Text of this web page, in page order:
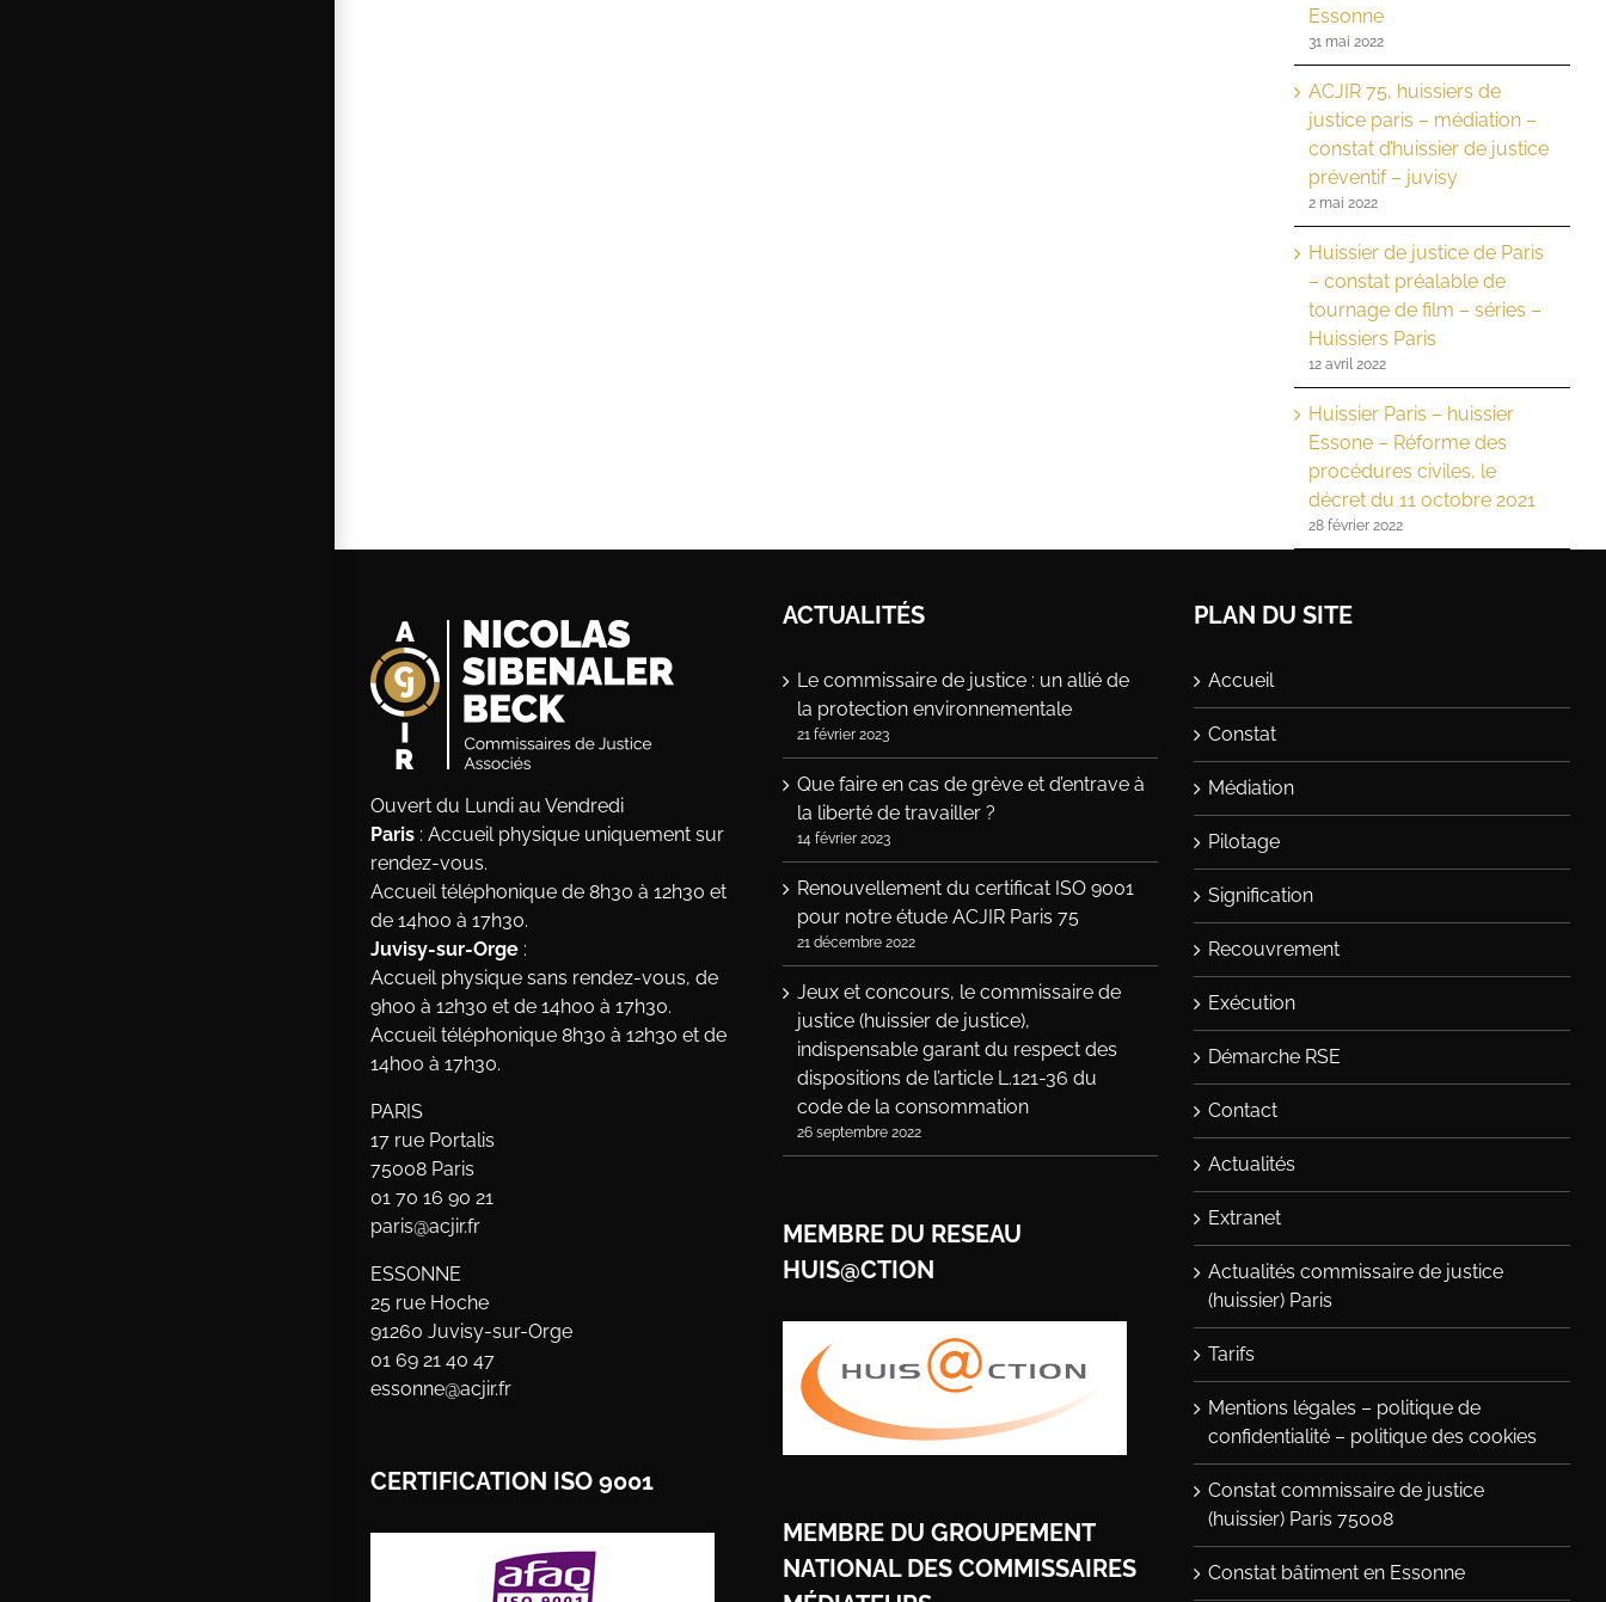
Essonne
31 mai 2022
ACJIR 75, huissiers de
justice paris – médiation –
constat d’huissier de justice
préventif – juvisy
2 mai 2022
Huissier de justice de Paris
– constat préalable de
tournage de film – séries –
Huissiers Paris
12 avril 2022
Huissier Paris – huissier
Essone – Réforme des
procédures civiles, le
décret du 11 octobre 2021
28 février 2022
Ouvert du Lundi au Vendredi
Paris : Accueil physique uniquement sur
rendez-vous.
Accueil téléphonique de 8h30 à 12h30 et
de 14h00 à 17h30.
Juvisy-sur-Orge :
Accueil physique sans rendez-vous, de
9h00 à 12h30 et de 14h00 à 17h30.
Accueil téléphonique 8h30 à 12h30 et de
14h00 à 17h30.
PARIS
17 rue Portalis
75008 Paris
01 70 16 90 21
paris@acjir.fr
ESSONNE
25 rue Hoche
91260 Juvisy-sur-Orge
01 69 21 40 47
essonne@acjir.fr
CERTIFICATION ISO 9001
ACTUALITÉS
Le commissaire de justice : un allié de
la protection environnementale
21 février 2023
Que faire en cas de grève et d’entrave à
la liberté de travailler ?
14 février 2023
Renouvellement du certificat ISO 9001
pour notre étude ACJIR Paris 75
21 décembre 2022
Jeux et concours, le commissaire de
justice (huissier de justice),
indispensable garant du respect des
dispositions de l’article L.121-36 du
code de la consommation
26 septembre 2022
MEMBRE DU RESEAU
HUIS@CTION
MEMBRE DU GROUPEMENT
NATIONAL DES COMMISSAIRES
PLAN DU SITE
Accueil
Constat
Médiation
Pilotage
Signification
Recouvrement
Exécution
Démarche RSE
Contact
Actualités
Extranet
Actualités commissaire de justice
(huissier) Paris
Tarifs
Mentions légales – politique de
confidentialité – politique des cookies
Constat commissaire de justice
(huissier) Paris 75008
Constat bâtiment en Essonne